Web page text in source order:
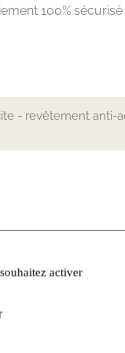
100% sécurisé
- revêtement anti-
activer